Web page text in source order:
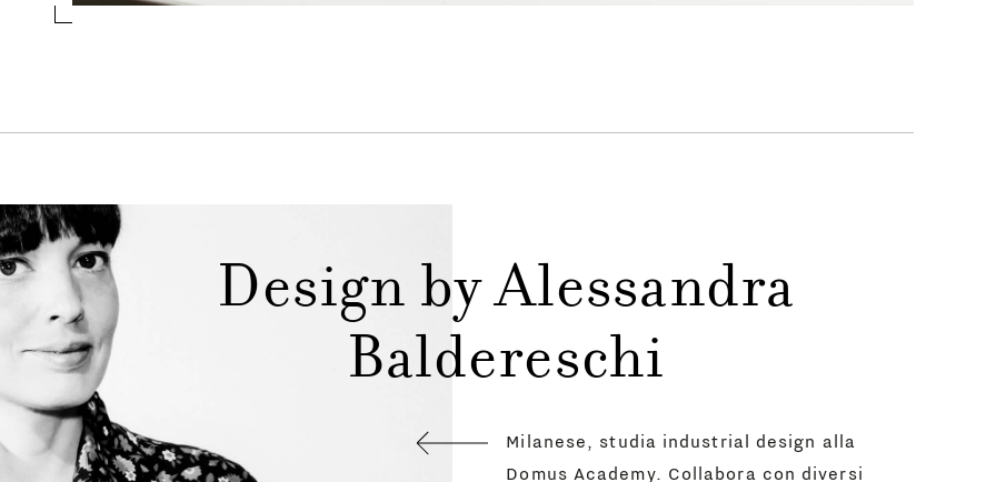
Design by Alessandra
Baldereschi
Milanese, studia industrial design alla
Domus Academy. Collabora con diversi